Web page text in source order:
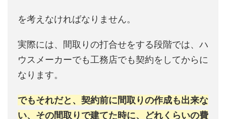
を考えなければなりません。
実際には、間取りの打合せをする段階では、ハ
ウスメーカーでも工務店でも契約をしてからに
なります。
でもそれだと、契約前に間取りの作成も出来な
い、その間取りで建てた時に、どれくらいの費